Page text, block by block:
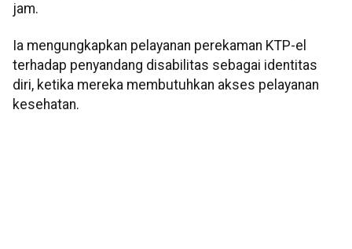
jam.
Ia mengungkapkan pelayanan perekaman KTP-el
terhadap penyandang disabilitas sebagai identitas
diri, ketika mereka membutuhkan akses pelayanan
kesehatan.